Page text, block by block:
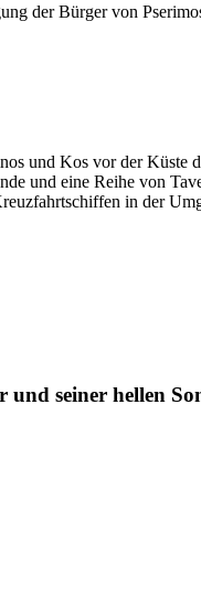
der Bürger von
und Kos vor der
und eine Reihe von
in der
und seiner hellen